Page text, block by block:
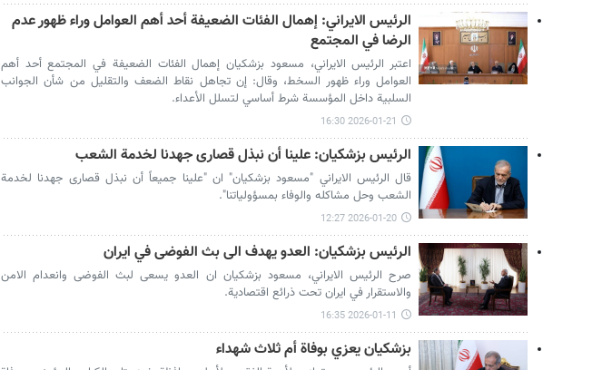
الرئيس الايراني: إهمال الفئات الضعيفة أحد أهم العوامل وراء ظهور عدم
الرضا في المجتمع
اعتبر الرئيس الايراني، مسعود بزشكيان إهمال الفئات الضعيفة في المجتمع أحد أهم
العوامل وراء ظهور السخط، وقال: إن تجاهل نقاط الضعف والتقليل من شأن الجوانب
السلبية داخل المؤسسة شرط أساسي لتسلل الأعداء.
2026-01-21 16:30
الرئيس بزشكيان: علينا أن نبذل قصارى جهدنا لخدمة الشعب
قال الرئيس الايراني "مسعود بزشكيان" ان "علينا جميعاً أن نبذل قصارى جهدنا لخدمة
الشعب وحل مشاكله والوفاء بمسؤولياتنا".
2026-01-20 12:27
الرئيس بزشكيان: العدو يهدف الى بث الفوضى في ايران
صرح الرئيس الايراني، مسعود بزشكيان ان العدو يسعى لبث الفوضى وانعدام الامن
والاستقرار في ايران تحت ذرائع اقتصادية.
2026-01-11 16:35
بزشكيان يعزي بوفاة أم ثلاث شهداء